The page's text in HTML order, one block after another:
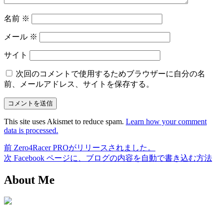
名前 ※
メール ※
サイト
次回のコメントで使用するためブラウザーに自分の名
前、メールアドレス、サイトを保存する。
This site uses Akismet to reduce spam. Learn how your comment
data is processed.
投
稿
ナ
ビ
前 前
の
稿:
Zero4Racer PROがリリースされました。
次 次
投
Facebook ページに、ブログの内容を自動で書き込む方法
About Me